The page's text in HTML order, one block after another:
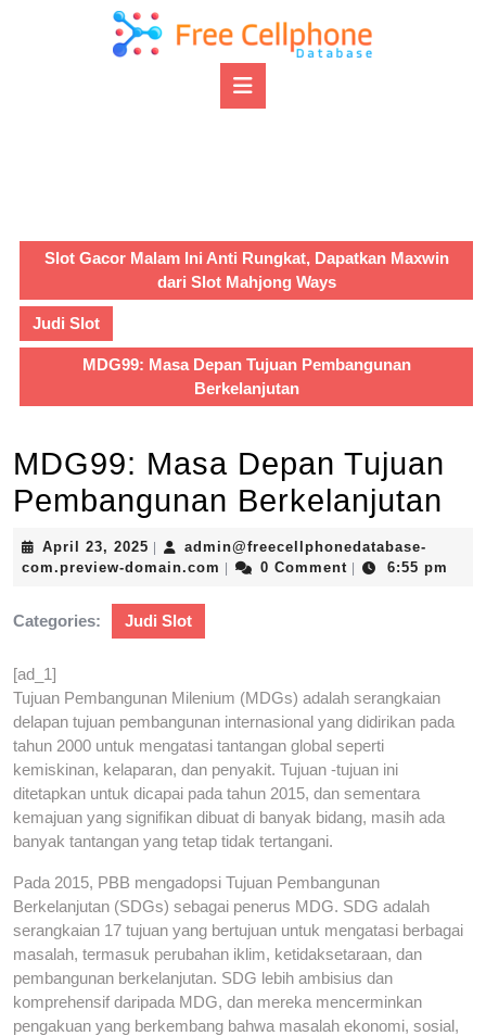
Slot Gacor Malam Ini Anti Rungkat, Dapatkan Maxwin
dari Slot Mahjong Ways
Judi Slot
MDG99: Masa Depan Tujuan Pembangunan
Berkelanjutan
MDG99: Masa Depan Tujuan
Pembangunan Berkelanjutan
April 23, 2025 April
23,
admin@freecellphonedatabase-
com.preview-domain.com admin@freecellphonedatabase-
0 Comment 6:55 pm
Categories: Judi Slot
[ad_1]
Tujuan Pembangunan Milenium (MDGs) adalah serangkaian
delapan tujuan pembangunan internasional yang didirikan pada
tahun 2000 untuk mengatasi tantangan global seperti
kemiskinan, kelaparan, dan penyakit. Tujuan -tujuan ini
ditetapkan untuk dicapai pada tahun 2015, dan sementara
kemajuan yang signifikan dibuat di banyak bidang, masih ada
banyak tantangan yang tetap tidak tertangani.
Pada 2015, PBB mengadopsi Tujuan Pembangunan
Berkelanjutan (SDGs) sebagai penerus MDG. SDG adalah
serangkaian 17 tujuan yang bertujuan untuk mengatasi berbagai
masalah, termasuk perubahan iklim, ketidaksetaraan, dan
pembangunan berkelanjutan. SDG lebih ambisius dan
komprehensif daripada MDG, dan mereka mencerminkan
pengakuan yang berkembang bahwa masalah ekonomi, sosial,